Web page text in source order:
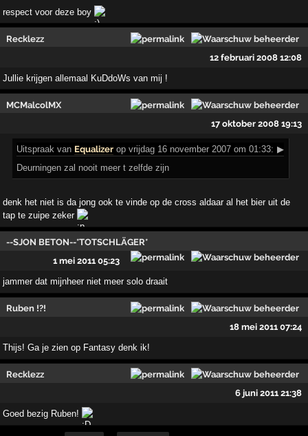
respect voor deze boy
Recklezz
12 februari 2008 12:08
Jullie krijgen allemaal KuDdoWs van mij !
MCMalcolMX
17 oktober 2008 19:13
Uitspraak van Equalizer op vrijdag 16 november 2007 om 01:33: ▶
Deurningen zal nooit meer t zelfde zijn
denk het niet is da jong ook te vinde op de cross aldaar al het bier uit de
tap te zuipe zeker
--SJON BETON--*TOTSCHLÄGER*
1 mei 2011 05:23
jammer dat mijnheer niet meer solo draait
Ruben !?!
18 mei 2011 07:24
Thijs! Ga je zien op Fantasy denk ik!
Recklezz
6 juni 2011 21:38
Goed bezig Ruben!